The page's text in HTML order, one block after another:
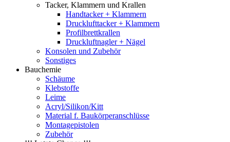
Tacker, Klammern und Krallen
Handtacker + Klammern
Drucklufttacker + Klammern
Profilbrettkrallen
Druckluftnagler + Nägel
Konsolen und Zubehör
Sonstiges
Bauchemie
Schäume
Klebstoffe
Leime
Acryl/Silikon/Kitt
Material f. Baukörperanschlüsse
Montagepistolen
Zubehör